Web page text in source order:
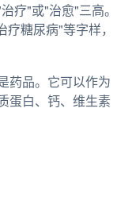
疗"或"治愈"三高。
糖尿病"等字样，
药品。它可以作为
蛋白、钙、维生素